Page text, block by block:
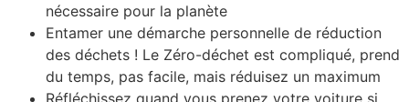
nécessaire pour la planète
Entamer une démarche personnelle de réduction
des déchets ! Le Zéro-déchet est compliqué, prend
du temps, pas facile, mais réduisez un maximum